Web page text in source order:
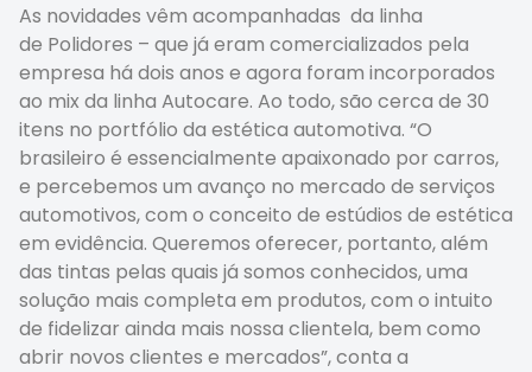
As novidades vêm acompanhadas da linha
de Polidores – que já eram comercializados pela
empresa há dois anos e agora foram incorporados
ao mix da linha Autocare. Ao todo, são cerca de 30
itens no portfólio da estética automotiva. “O
brasileiro é essencialmente apaixonado por carros,
e percebemos um avanço no mercado de serviços
automotivos, com o conceito de estúdios de estética
em evidência. Queremos oferecer, portanto, além
das tintas pelas quais já somos conhecidos, uma
solução mais completa em produtos, com o intuito
de fidelizar ainda mais nossa clientela, bem como
abrir novos clientes e mercados”, conta a